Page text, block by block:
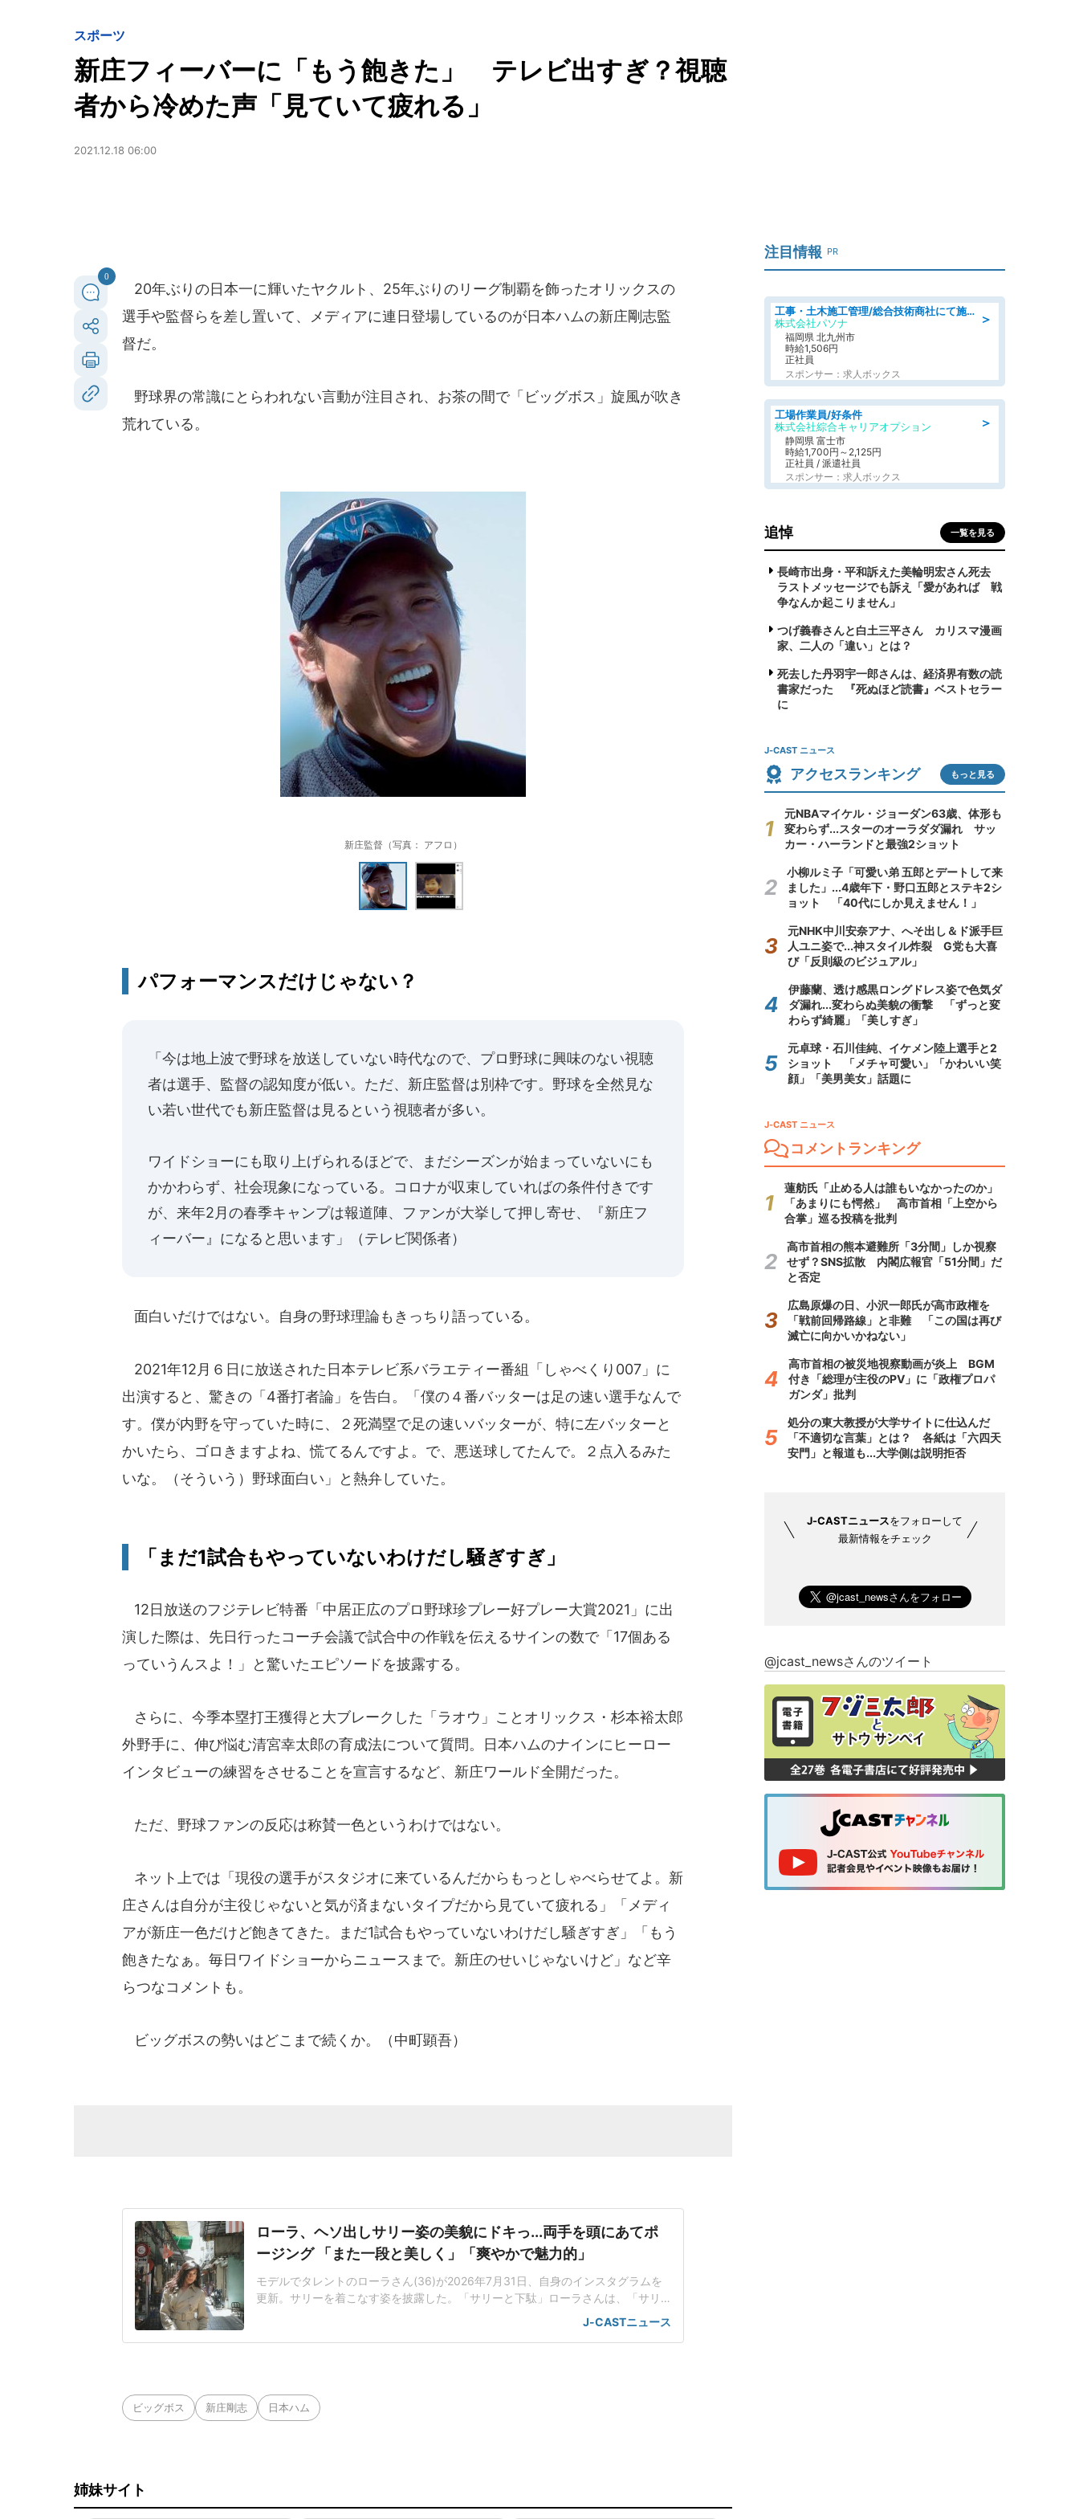
スポーツ
新庄フィーバーに「もう飽きた」 テレビ出すぎ？視聴
者から冷めた声「見ていて疲れる」
2021.12.18 06:00
0
20年ぶりの日本一に輝いたヤクルト、25年ぶりのリーグ制覇を飾ったオリックスの
選手や監督らを差し置いて、メディアに連日登場しているのが日本ハムの新庄剛志監
督だ。
野球界の常識にとらわれない言動が注目され、お茶の間で「ビッグボス」旋風が吹き
荒れている。
新庄監督（写真： アフロ）
パフォーマンスだけじゃない？
「今は地上波で野球を放送していない時代なので、プロ野球に興味のない視聴
者は選手、監督の認知度が低い。ただ、新庄監督は別枠です。野球を全然見な
い若い世代でも新庄監督は見るという視聴者が多い。
ワイドショーにも取り上げられるほどで、まだシーズンが始まっていないにも
かかわらず、社会現象になっている。コロナが収束していればの条件付きです
が、来年2月の春季キャンプは報道陣、ファンが大挙して押し寄せ、『新庄フ
ィーバー』になると思います」（テレビ関係者）
面白いだけではない。自身の野球理論もきっちり語っている。
2021年12月６日に放送された日本テレビ系バラエティー番組「しゃべくり007」に
出演すると、驚きの「4番打者論」を告白。「僕の４番バッターは足の速い選手なんで
す。僕が内野を守っていた時に、２死満塁で足の速いバッターが、特に左バッターと
かいたら、ゴロきますよね、慌てるんですよ。で、悪送球してたんで。２点入るみた
いな。（そういう）野球面白い」と熱弁していた。
「まだ1試合もやっていないわけだし騒ぎすぎ」
12日放送のフジテレビ特番「中居正広のプロ野球珍プレー好プレー大賞2021」に出
演した際は、先日行ったコーチ会議で試合中の作戦を伝えるサインの数で「17個ある
っていうんスよ！」と驚いたエピソードを披露する。
さらに、今季本塁打王獲得と大ブレークした「ラオウ」ことオリックス・杉本裕太郎
外野手に、伸び悩む清宮幸太郎の育成法について質問。日本ハムのナインにヒーロー
インタビューの練習をさせることを宣言するなど、新庄ワールド全開だった。
ただ、野球ファンの反応は称賛一色というわけではない。
ネット上では「現役の選手がスタジオに来ているんだからもっとしゃべらせてよ。新
庄さんは自分が主役じゃないと気が済まないタイプだから見ていて疲れる」「メディ
アが新庄一色だけど飽きてきた。まだ1試合もやっていないわけだし騒ぎすぎ」「もう
飽きたなぁ。毎日ワイドショーからニュースまで。新庄のせいじゃないけど」など辛
らつなコメントも。
ビッグボスの勢いはどこまで続くか。（中町顕吾）
ローラ、ヘソ出しサリー姿の美貌にドキっ...両手を頭にあてポ
ージング 「また一段と美しく」「爽やかで魅力的」
モデルでタレントのローラさん(36)が2026年7月31日、自身のインスタグラムを
更新。サリーを着こなす姿を披露した。「サリーと下駄」ローラさんは、「サリ
ーと下駄」といい、ウエストが見えるデザインのサリーを着用した姿や振り返り
ショットなど7枚の写真を投稿した。「私が着ている伝統衣装のサリーは、後ろの
J-CASTニュース
ビッグボス 新庄剛志 日本ハム
姉妹サイト
注目情報 PR
＞
工事・土木施工管理/総合技術商社にて施工管理のお仕事/即日勤務可/車通勤可/工事・土木施工管理/生産・品質管理
株式会社パソナ
福岡県 北九州市
時給1,506円
正社員
スポンサー：求人ボックス
＞
工場作業員/好条件
株式会社綜合キャリアオプション
静岡県 富士市
時給1,700円～2,125円
正社員 / 派遣社員
スポンサー：求人ボックス
追悼 一覧を見る
長崎市出身・平和訴えた美輪明宏さん死去
ラストメッセージでも訴え「愛があれば 戦
争なんか起こりません」
つげ義春さんと白土三平さん カリスマ漫画
家、二人の「違い」とは？
死去した丹羽宇一郎さんは、経済界有数の読
書家だった 『死ぬほど読書』ベストセラー
に
J-CAST ニュース
アクセスランキング もっと見る
元NBAマイケル・ジョーダン63歳、体形も
変わらず...スターのオーラダダ漏れ サッ
カー・ハーランドと最強2ショット
小柳ルミ子「可愛い弟 五郎とデートして来
ました」...4歳年下・野口五郎とステキ2シ
ョット 「40代にしか見えません！」
元NHK中川安奈アナ、へそ出し＆ド派手巨
人ユニ姿で...神スタイル炸裂 G党も大喜
び「反則級のビジュアル」
伊藤蘭、透け感黒ロングドレス姿で色気ダ
ダ漏れ...変わらぬ美貌の衝撃 「ずっと変
わらず綺麗」「美しすぎ」
元卓球・石川佳純、イケメン陸上選手と2
ショット 「メチャ可愛い」「かわいい笑
顔」「美男美女」話題に
J-CAST ニュース
コメントランキング
蓮舫氏「止める人は誰もいなかったのか」
「あまりにも愕然」 高市首相「上空から
合掌」巡る投稿を批判
高市首相の熊本避難所「3分間」しか視察
せず？SNS拡散 内閣広報官「51分間」だ
と否定
広島原爆の日、小沢一郎氏が高市政権を
「戦前回帰路線」と非難 「この国は再び
滅亡に向かいかねない」
高市首相の被災地視察動画が炎上 BGM
付き「総理が主役のPV」に「政権プロパ
ガンダ」批判
処分の東大教授が大学サイトに仕込んだ
「不適切な言葉」とは？ 各紙は「六四天
安門」と報道も...大学側は説明拒否
J-CASTニュースをフォローして
最新情報をチェック
@jcast_newsさんのツイート